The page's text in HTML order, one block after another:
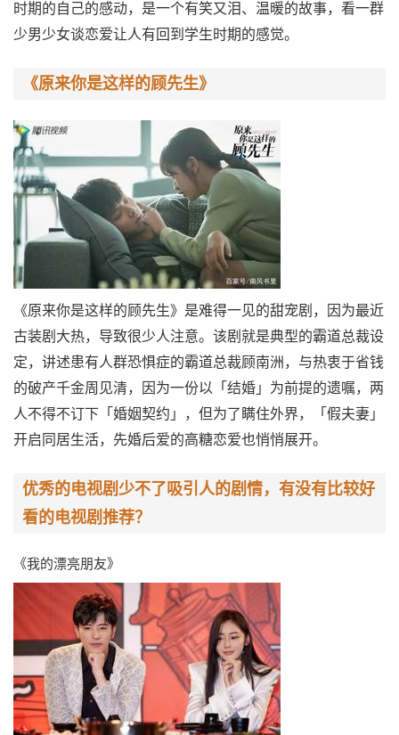
时期的自己的感动，是一个有笑又泪、温暖的故事，看一群
少男少女谈恋爱让人有回到学生时期的感觉。
《原来你是这样的顾先生》
《原来你是这样的顾先生》是难得一见的甜宠剧，因为最近
古装剧大热，导致很少人注意。该剧就是典型的霸道总裁设
定，讲述患有人群恐惧症的霸道总裁顾南洲，与热衷于省钱
的破产千金周见清，因为一份以「结婚」为前提的遗嘱，两
人不得不订下「婚姻契约」，但为了瞒住外界，「假夫妻」
开启同居生活，先婚后爱的高糖恋爱也悄悄展开。
优秀的电视剧少不了吸引人的剧情，有没有比较好
看的电视剧推荐？
《我的漂亮朋友》